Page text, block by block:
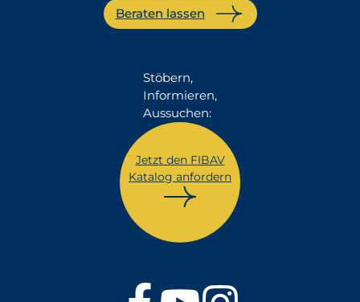
Beraten lassen
Stöbern,
Informieren,
Aussuchen:
Jetzt den FIBAV
Katalog anfordern